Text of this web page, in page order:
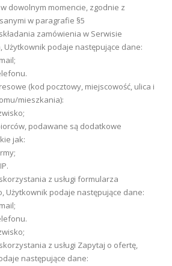
dowolnym momencie, zgodnie z
w paragrafie §5
zamówienia w Serwisie
Użytkownik podaje następujące dane:
(kod pocztowy, miejscowość, ulica i
mieszkania):
podawane są dodatkowe
jak:
z usługi formularza
Użytkownik podaje następujące dane:
z usługi Zapytaj o ofertę,
następujące dane: